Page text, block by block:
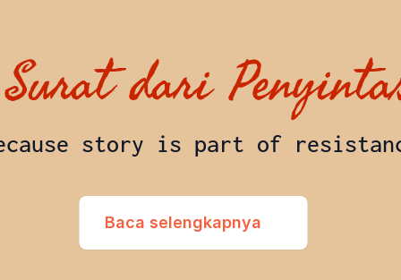
Surat dari
story is part of
Baca selengkapnya